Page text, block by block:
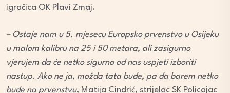
igračica OK Plavi Zmaj.
– Ostaje nam u 5. mjesecu Europsko prvenstvo u Osijeku
u malom kalibru na 25 i 50 metara, ali zasigurno
vjerujem da će netko sigurno od nas uspjeti izboriti
nastup. Ako ne ja, možda tata bude, pa da barem netko
bude na prvenstvu, Matija Cindrić, strijelac SK Policajac